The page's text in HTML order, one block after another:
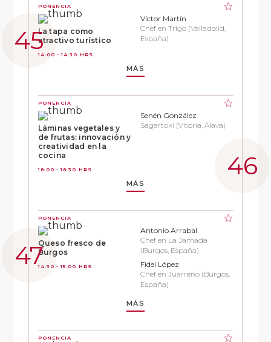
PONENCIA
La tapa como
atractivo turístico
14:00 - 14:30 HRS
Víctor Martín
Chef en Trigo (Valladolid,
España)
MÁS
PONENCIA
Láminas vegetales y
de frutas: innovación y
creatividad en la
cocina
18:00 - 18:30 HRS
Senén González
Sagartoki (Vitoria, Álava)
MÁS
PONENCIA
Queso fresco de
Burgos
14:30 - 15:00 HRS
Antonio Arrabal
Chef en La Jamada
(Burgos, España)
Fidel López
Chef en Juarreño (Burgos,
España)
MÁS
PONENCIA